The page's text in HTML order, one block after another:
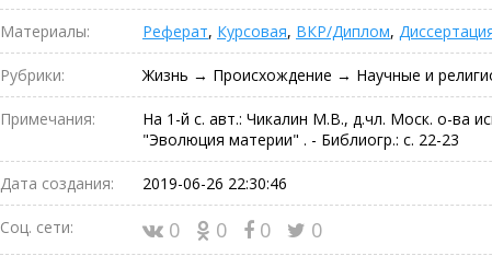
Материалы: Реферат, Курсовая, ВКР/Диплом,
Рубрики: Жизнь → Происхождение → Научные и
Примечания:
На 1-й с. авт.: Чикалин М.В., д.чл. Моск. о-ва
"Эволюция материи" . - Библиогр.: с. 22-23
Дата создания: 2019-06-26 22:30:46
Соц. сети: 0 0 0 0